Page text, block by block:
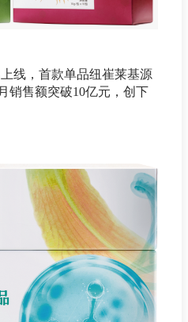
线，首款单品纽崔莱基源
销售额突破10亿元，创下